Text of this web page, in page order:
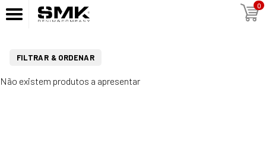
0
FILTRAR & ORDENAR
Não existem produtos a apresentar